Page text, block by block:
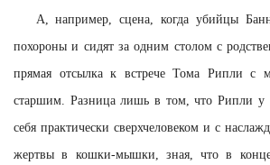
А, например, сцена, когда убийцы
похороны и сидят за одним столом с
прямая отсылка к встрече Тома Рипли с
старшим. Разница лишь в том, что Рипли у
себя практически сверхчеловеком и с
жертвы в кошки-мышки, зная, что в